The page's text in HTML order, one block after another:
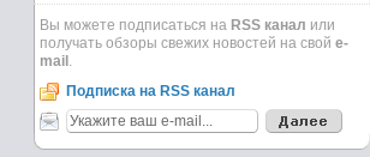
Вы можете подписаться на RSS канал или
получать обзоры свежих новостей на свой e-
mail .
Подписка на RSS канал